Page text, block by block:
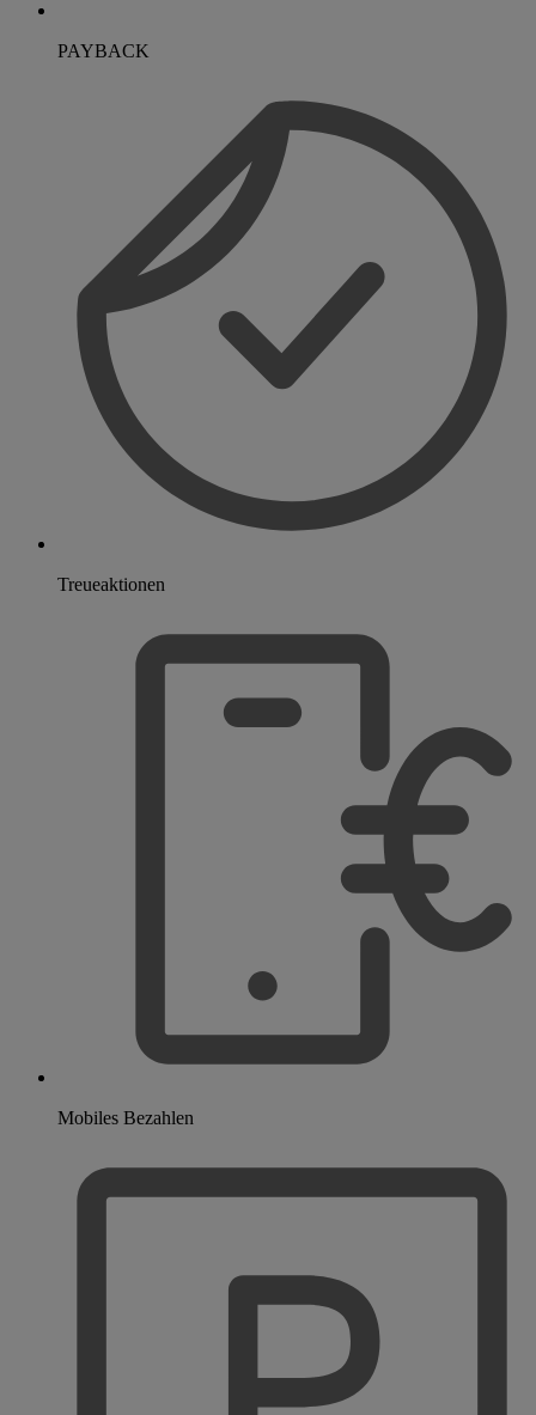
PAYBACK
Treueaktionen
Mobiles Bezahlen